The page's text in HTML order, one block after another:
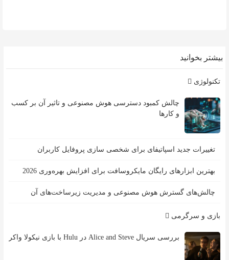
بیشتر بخوانید
تکنولوژی
چالش کمبود دسترسی هوش مصنوعی و تاثیر آن بر کسب
و کارها
تغییرات جدید اسپاتیفای برای شخصی سازی پروفایل کاربران
بهترین ابزارهای رایگان مایکروسافت برای افزایش بهره‌وری 2026
چالش‌های گسترش هوش مصنوعی و مدیریت زیرساخت‌های آن
بازی و سرگرمی
بررسی سریال Alice and Steve در Hulu با بازی نیکولا واکر